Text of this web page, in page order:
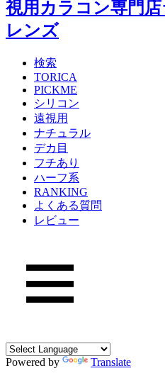
検索
TORICA
PICKME
シリコン
遠視用
ナチュラル
デカ目
フチあり
ハーフ系
RANKING
よくある質問
レビュー
Powered by Translate